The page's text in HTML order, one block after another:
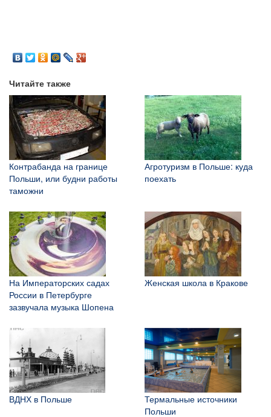
Читайте также
Контрабанда на границе
Польши, или будни работы
таможни
Агротуризм в Польше: куда
поехать
На Императорских садах
России в Петербурге
зазвучала музыка Шопена
Женская школа в Кракове
ВДНХ в Польше
Термальные источники
Польши